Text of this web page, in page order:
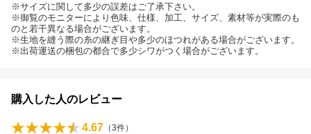
※サイズに関して多少の誤差はご了承下さい。
※御覧のモニターにより色味、仕様、加工、サイズ、素材等が実際のも
のと若干異なる場合がございます。
※生地を縫う際の糸の継ぎ目や多少のほつれがある場合がございます。
※出荷運送の梱包の都合で多少シワがつく場合がございます。
購入した人のレビュー
4.67 （3件）